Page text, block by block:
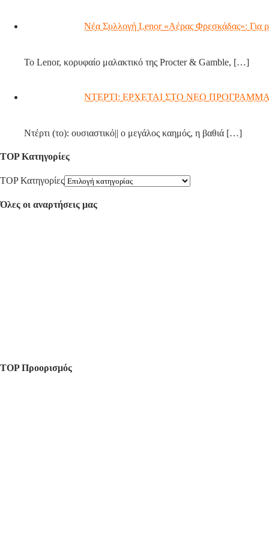
Νέα Συλλογή Lenor «Αέρας Φρεσκάδας»: Για
Το Lenor, κορυφαίο μαλακτικό της Procter & Gamble, […]
ΝΤΕΡΤΙ: ΕΡΧΕΤΑΙ ΣΤΟ ΝΕΟ
Ντέρτι (το): ουσιαστικό|| ο μεγάλος καημός, η βαθιά […]
TOP Κατηγορίες
TOP Κατηγορίες
Όλες οι αναρτήσεις μας
TOP Προορισμός